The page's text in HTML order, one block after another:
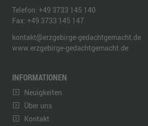
Telefon: +49 3733 145 140
Fax: +49 3733 145 147
kontakt@erzgebirge-gedachtgemacht.de
www.erzgebirge-gedachtgemacht.de
INFORMATIONEN
Neuigkeiten
Über uns
Kontakt